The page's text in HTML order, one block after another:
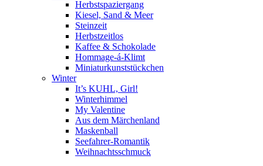
Herbstspaziergang
Kiesel, Sand & Meer
Steinzeit
Herbstzeitlos
Kaffee & Schokolade
Hommage-á-Klimt
Miniaturkunststückchen
Winter
It’s KUHL, Girl!
Winterhimmel
My Valentine
Aus dem Märchenland
Maskenball
Seefahrer-Romantik
Weihnachtsschmuck